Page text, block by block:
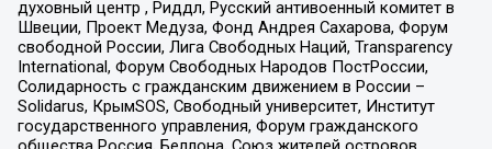
духовный центр , Риддл, Русский антивоенный комитет в
Швеции, Проект Медуза, Фонд Андрея Сахарова, Форум
свободной России, Лига Свободных Наций, Transparеncy
International, Форум Свободных Народов ПостРоссии,
Солидарность с гражданским движением в России –
Solidarus, КрымSOS, Свободный университет, Институт
государственного управления, Форум гражданского